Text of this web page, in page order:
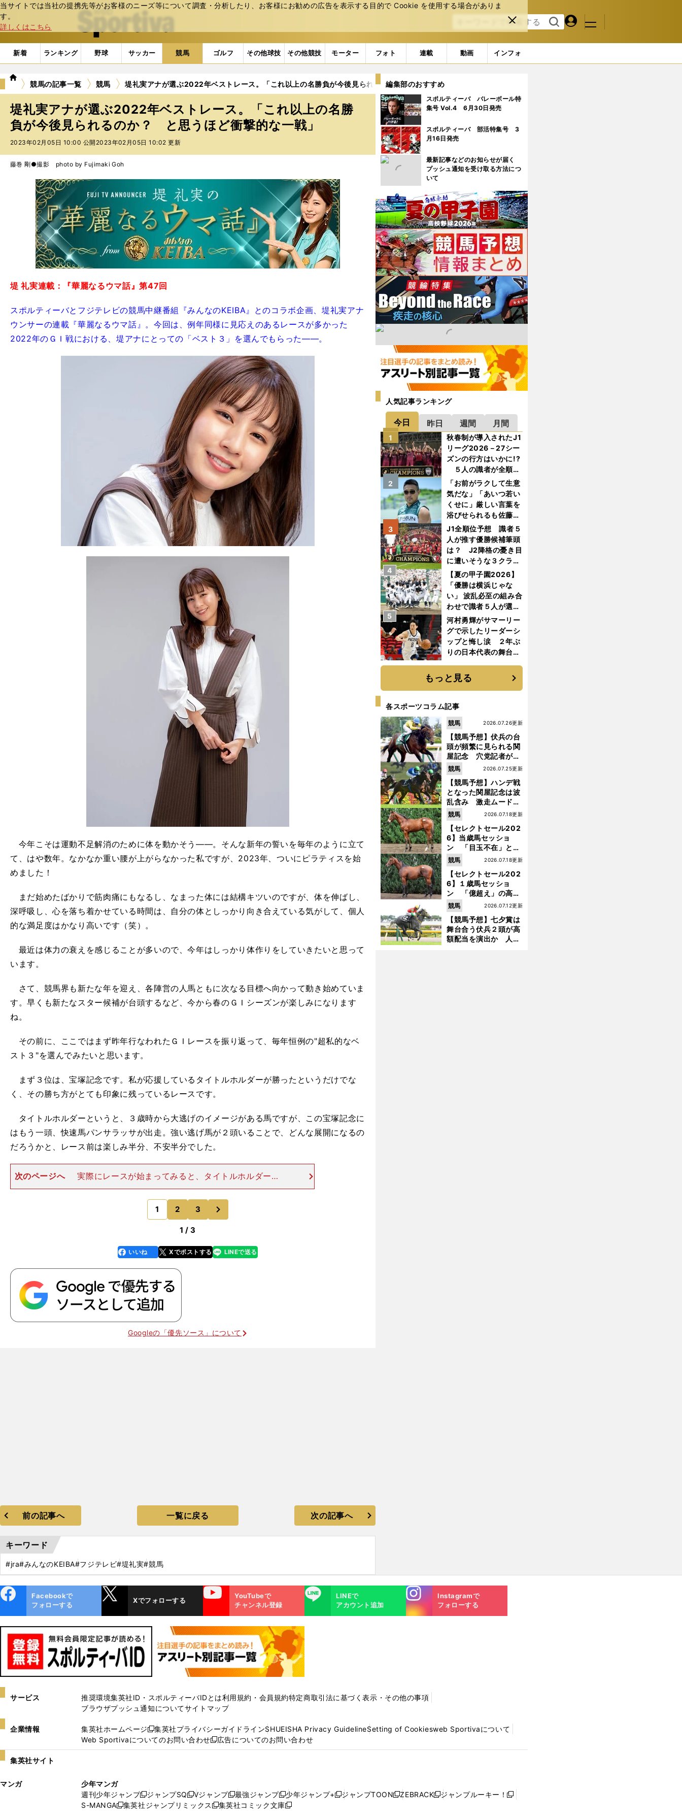
当サイトでは当社の提携先等がお客様のニーズ等について調査・分析したり、お客様にお勧めの広告を表⽰する⽬的で Cookie を使⽤する場合がありま
す。
詳しくはこちら
閉じ
る
web Sportiva (webスポルティーバ)
検索
る
マイペ
ジ
メニュ
新着 ランキング 野球 サッカー 競馬 ゴルフ その他球技 その他競技 モーター フォト 連載 動画 インフォ
we
ポ
ル
テ
ィ
ー
バ
競馬の記事一覧 競馬 堤礼実アナが選ぶ2022年ベストレース。「これ以上の名勝負が今後見られるのか？ と思うほど衝撃的な一戦」
堤礼実アナが選ぶ2022年ベストレース。「これ以上の名勝
負が今後見られるのか？ と思うほど衝撃的な一戦」
2023年02月05日 10:00 公開 2023年02月05日 10:02 更新
藤巻 剛●撮影 photo by Fujimaki Goh
堤 礼実連載：『華麗なるウマ話』第47回
スポルティーバとフジテレビの競馬中継番組『みんなのKEIBA』とのコラボ企画、堤礼実アナ
ウンサーの連載『華麗なるウマ話』。今回は、例年同様に見応えのあるレースが多かった
2022年のＧＩ戦における、堤アナにとっての「ベスト３」を選んでもらった――。
今年こそは運動不足解消のために体を動かそう――。そんな新年の誓いを毎年のように立て
て、はや数年。なかなか重い腰が上がらなかった私ですが、2023年、ついにピラティスを始
めました！
まだ始めたばかりで筋肉痛にもなるし、なまった体には結構キツいのですが、体を伸ばし、
深呼吸し、心を落ち着かせている時間は、自分の体としっかり向き合えている気がして、個人
的な満足度はかなり高いです（笑）。
最近は体力の衰えを感じることが多いので、今年はしっかり体作りをしていきたいと思って
います。
さて、競馬界も新たな年を迎え、各陣営の人馬ともに次なる目標へ向かって動き始めていま
す。早くも新たなスター候補が台頭するなど、今から春のＧＩシーズンが楽しみになります
ね。
その前に、ここではまず昨年行なわれたＧＩレースを振り返って、毎年恒例の"超私的なベ
スト３"を選んでみたいと思います。
まず３位は、宝塚記念です。私が応援しているタイトルホルダーが勝ったというだけでな
く、その勝ち方がとても印象に残っているレースです。
タイトルホルダーというと、３歳時から大逃げのイメージがある馬ですが、この宝塚記念に
はもう一頭、快速馬パンサラッサが出走。強い逃げ馬が２頭いることで、どんな展開になるの
だろうかと、レース前は楽しみ半分、不安半分でした。
次のページへ
実際にレースが始まってみると、タイトルホルダーは
先頭に立ったパンサラッサの２番手を追走。つまり、いつもとは違う位
置でレースを進めることになったわけですが、それでも４コーナーを回
った時には抜群の手応えで
1 2 3
1 / 3
faceboo
k
いいね Xでポストする
line LINEで送る
Googleの「優先ソース」について
理
」
。
前の記事へ 一覧に戻る 次の記事へ
キーワード
#jra#みんなのKEIBA#フジテレビ#堤礼実#競馬
編集部のおすすめ
スポルティーバ バレーボール特
集号 Vol.4 6月30日発売
スポルティーバ 部活特集号 3
月16日発売
最新記事などのお知らせが届く
プッシュ通知を受け取る方法につ
いて
人気記事ランキング
今日 昨日 週間 月間
秋春制が導入されたJ1
リーグ2026－27シー
ズンの行方はいかに!?
５人の識者が全順位
を大胆予想
1
「お前がラクして生意
気だな」「あいつ若い
くせに」厳しい言葉を
浴びせられるも佐藤慎
太郎が貫いた誇りとフ
ァンへの思い
2
J1全順位予想 識者５
人が推す優勝候補筆頭
は？ J2降格の憂き目
に遭いそうな３クラブ
とは？
3
【夏の甲子園2026】
「優勝は横浜じゃな
い」 波乱必至の組み合
わせで識者５人が選ん
だ優勝校はここだ！
4
河村勇輝がサマーリー
グで示したリーダーシ
ップと悔し涙 ２年ぶ
りの日本代表の舞台を
は続く
5
もっと見る
各スポーツコラム記事
【競馬予想】伏兵の台
頭が頻繁に見られる関
屋記念 穴党記者が目
をつけた激走候補２頭
2026.07.26更新
競馬
【競馬予想】ハンデ戦
となった関屋記念は波
乱含み 激走ムード漂
うのは「勢いのある上
がり馬」
2026.07.25更新
競馬
【セレクトセール202
6】当歳馬セッショ
ン 「目玉不在」と言
われた新種牡馬たちの
評価はいかに!?
2026.07.18更新
競馬
【セレクトセール202
6】１歳馬セッショ
ン 「億超え」の高額
馬のなかで現場のプロ
がほれ込んだ４頭
2026.07.18更新
競馬
【競馬予想】七夕賞は
舞台合う伏兵２頭が高
額配当を演出か 人気
2026.07.12更新
競馬
ok
Facebookで
フォローする
Xでフォローする
YouTube
YouTubeで
チャンネル登録
LINE
LINEで
アカウント追加
Instagra
m
Instagramで
フォローする
サービス 推奨環境集英社ID・スポルティーバIDとは利用規約・会員規約特定商取引法に基づく表示・その他の事項
ブラウザプッシュ通知についてサイトマップ
企業情報 集英社ホームページ
新
し
い
ド
ウ
集英社プライバシーガイドラインSHUEISHA Privacy GuidelineSetting of Cookiesweb Sportivaについて
Web Sportivaについてのお問い合わせ
新
し
ン
ド
広告についてのお問い合わせ
集英社サイト
マンガ
少年マンガ
週刊少年ジャンプ
新
し
ジャンプSQ
新
し
Vジャンプ
新
し
最強ジャンプ
新
し
少年ジャンプ+
新
ジャンプTOON
新
ZEBRACK
新
ジャンプルーキー！
新
S-MANGA
新
集英社ジャンプリミックス
新
集英社コミック文庫
新